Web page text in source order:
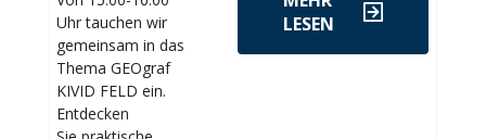
Uhr tauchen wir
gemeinsam in das
Thema GEOgraf
KIVID FELD ein.
Entdecken
LESEN